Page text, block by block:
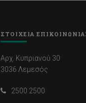
ΣΤΟΙΧΕΙΑ
Αρχ. Κυπριανού 30
3036 Λεμεσός
2500 2500